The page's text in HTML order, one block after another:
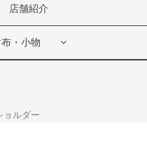
店舗紹介
布・小物
ョルダー